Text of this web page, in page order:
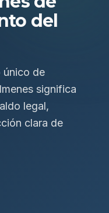
del
único de
significa
legal,
clara de